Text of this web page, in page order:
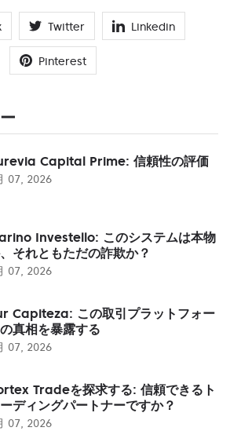
Twitter Linkedin
Pinterest
Capital Prime: 信頼性の評価
07, 2026
Investello: このシステムは本物
それともただの詐欺か？
07, 2026
Capiteza: この取引プラットフォー
真相を暴露する
07, 2026
Tradeを探求する: 信頼できるト
ディングパートナーですか？
07, 2026